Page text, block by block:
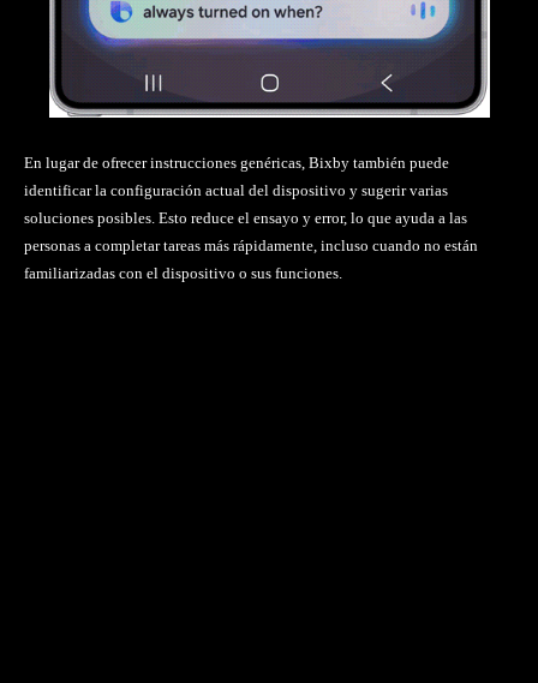
En lugar de ofrecer instrucciones genéricas, Bixby también puede
identificar la configuración actual del dispositivo y sugerir varias
soluciones posibles. Esto reduce el ensayo y error, lo que ayuda a las
personas a completar tareas más rápidamente, incluso cuando no están
familiarizadas con el dispositivo o sus funciones.